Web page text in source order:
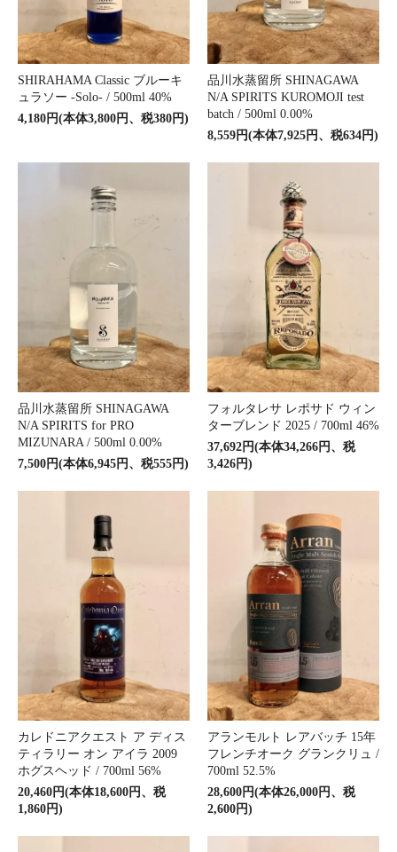
SHIRAHAMA Classic ブルーキ
ュラソー -Solo- / 500ml 40%
4,180円(本体3,800円、税380円)
品川水蒸留所 SHINAGAWA
N/A SPIRITS KUROMOJI test
batch / 500ml 0.00%
8,559円(本体7,925円、税634円)
品川水蒸留所 SHINAGAWA
N/A SPIRITS for PRO
MIZUNARA / 500ml 0.00%
7,500円(本体6,945円、税555円)
フォルタレサ レポサド ウィン
ターブレンド 2025 / 700ml 46%
37,692円(本体34,266円、税
3,426円)
カレドニアクエスト ア ディス
ティラリー オン アイラ 2009
ホグスヘッド / 700ml 56%
20,460円(本体18,600円、税
1,860円)
アランモルト レアバッチ 15年
フレンチオーク グランクリュ /
700ml 52.5%
28,600円(本体26,000円、税
2,600円)